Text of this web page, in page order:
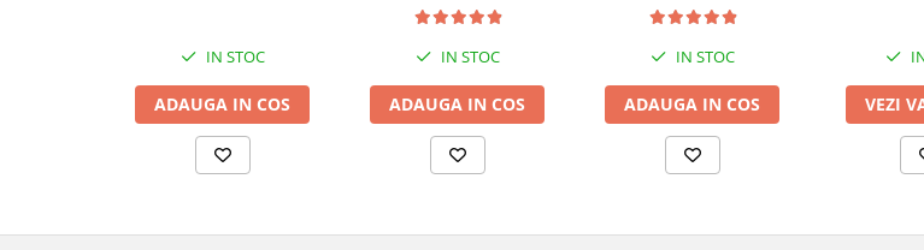
IN STOC
ADAUGA IN COS
IN STOC
ADAUGA IN COS
IN STOC
ADAUGA IN COS VEZI